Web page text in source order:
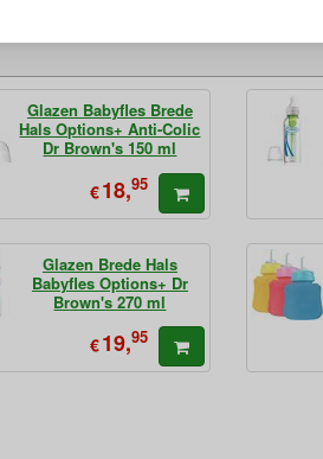
Glazen Babyfles Brede
Hals Options+ Anti-Colic
Dr Brown's 150 ml
€18,95
Glazen Brede Hals
Babyfles Options+ Dr
Brown's 270 ml
€19,95